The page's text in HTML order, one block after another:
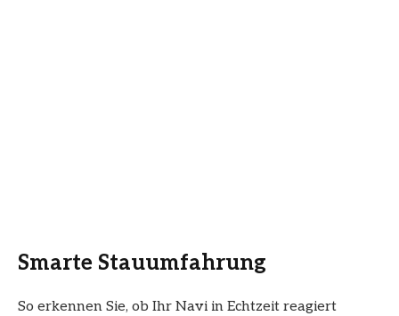
Smarte Stauumfahrung
So erkennen Sie, ob Ihr Navi in Echtzeit reagiert